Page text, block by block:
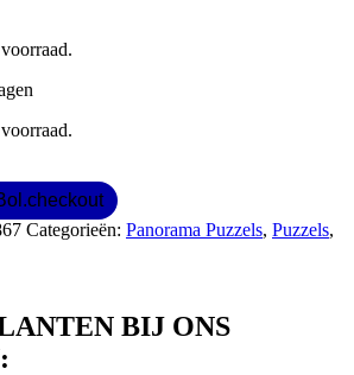
Categorieën: Panorama Puzzels, Puzzels,
BIJ ONS